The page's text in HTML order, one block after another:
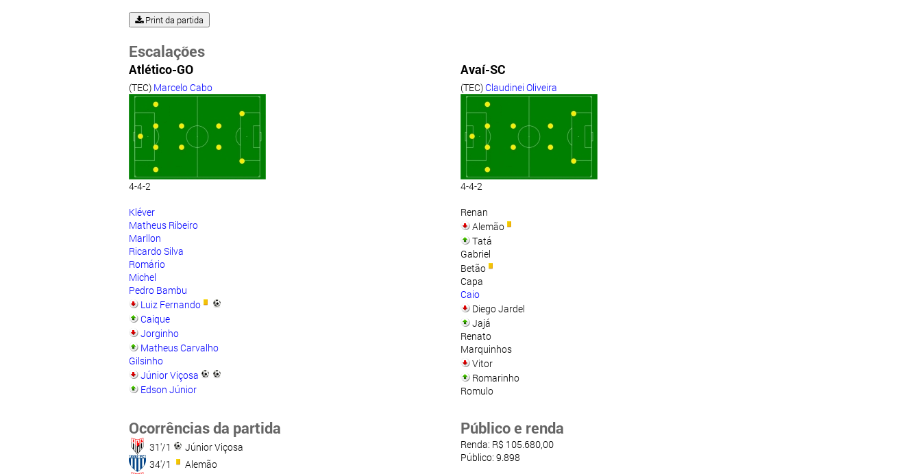
Print da partida
Escalações
Atlético-GO
(TEC) Marcelo Cabo
4-4-2
Kléver
Matheus Ribeiro
Marllon
Ricardo Silva
Romário
Michel
Pedro Bambu
Luiz Fernando
Caique
Jorginho
Matheus Carvalho
Gilsinho
Júnior Viçosa
Edson Júnior
Avaí-SC
(TEC) Claudinei Oliveira
4-4-2
Renan
Alemão
Tatá
Gabriel
Betão
Capa
Caio
Diego Jardel
Jajá
Renato
Marquinhos
Vitor
Romarinho
Romulo
Ocorrências da partida
31'/1
Júnior Viçosa
34'/1
Alemão
Público e renda
Renda: R$ 105.680,00
Público: 9.898